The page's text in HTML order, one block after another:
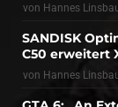
von Hannes
SANDISK
C50 erweitert
von Hannes